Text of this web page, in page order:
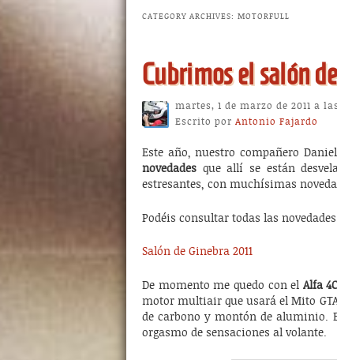
CATEGORY ARCHIVES: MOTORFULL
Cubrimos el salón
martes, 1 de marzo de 2011 a
Escrito por Antonio Fajardo
Este año, nuestro compañero
novedades que allí se están
estresantes, con muchísimas
Podéis consultar todas las
Salón de Ginebra 2011
De momento me quedo con el Alfa
motor multiair que usará el Mito
de carbono y montón de aluminio.
orgasmo de sensaciones al volante.